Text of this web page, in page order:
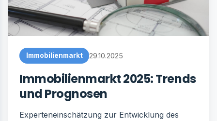
Immobilienmarkt 29.10.2025
Immobilienmarkt 2025: Trends
und Prognosen
Experteneinschätzung zur Entwicklung des